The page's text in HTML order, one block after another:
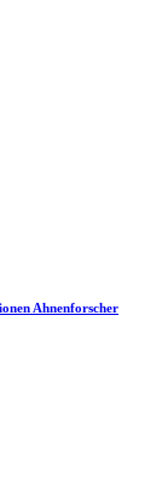
Ahnenforscher